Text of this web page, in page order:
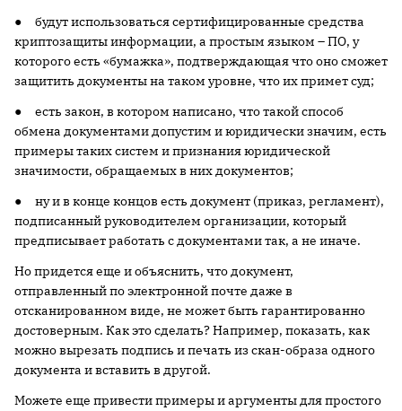
● будут использоваться сертифицированные средства
криптозащиты информации, а простым языком – ПО, у
которого есть «бумажка», подтверждающая что оно сможет
защитить документы на таком уровне, что их примет суд;
● есть закон, в котором написано, что такой способ
обмена документами допустим и юридически значим, есть
примеры таких систем и признания юридической
значимости, обращаемых в них документов;
● ну и в конце концов есть документ (приказ, регламент),
подписанный руководителем организации, который
предписывает работать с документами так, а не иначе.
Но придется еще и объяснить, что документ,
отправленный по электронной почте даже в
отсканированном виде, не может быть гарантированно
достоверным. Как это сделать? Например, показать, как
можно вырезать подпись и печать из скан-образа одного
документа и вставить в другой.
Можете еще привести примеры и аргументы для простого